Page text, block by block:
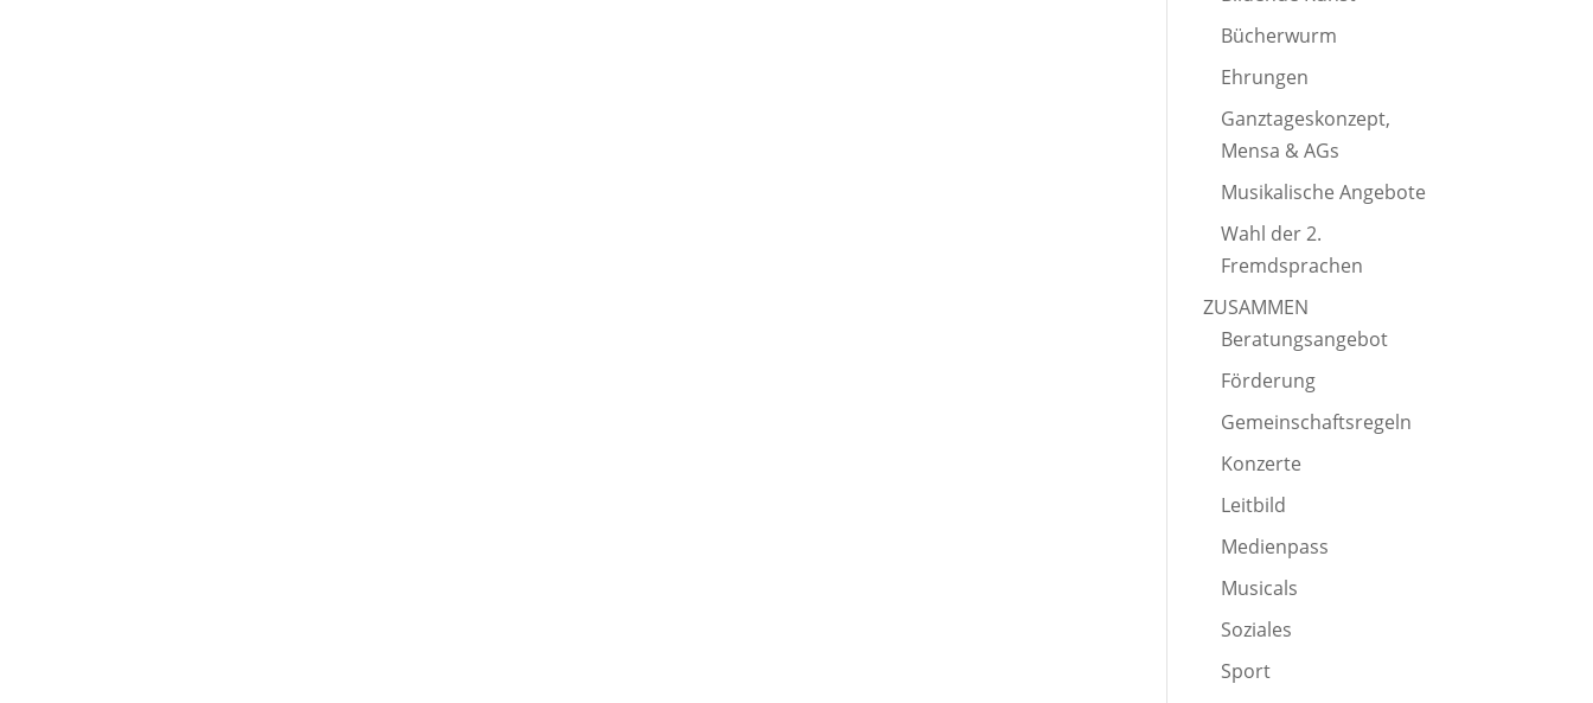
Bücherwurm
Ehrungen
Ganztageskonzept,
Mensa & AGs
Musikalische Angebote
Wahl der 2.
Fremdsprachen
ZUSAMMEN
Beratungsangebot
Förderung
Gemeinschaftsregeln
Konzerte
Leitbild
Medienpass
Musicals
Soziales
Sport